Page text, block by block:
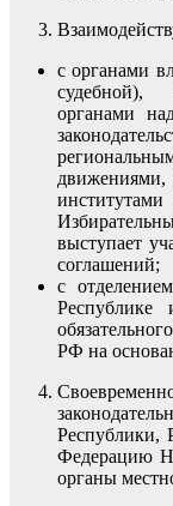
с органами
судебной),
органами
движениями,
выступает
соглашений;
с
Республике
РФ на
Республики,
Федерацию
органы